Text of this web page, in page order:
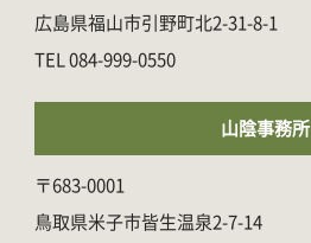
広島県福山市引野町北2-31-8-1
084-999-0550
山陰事務所
〒683-0001
鳥取県米子市皆生温泉2-7-14